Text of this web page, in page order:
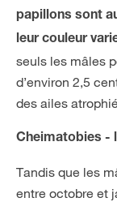
papillons sont
leur couleur
seuls les mâles
d’environ 2,5
des ailes
Cheimatobies -
Tandis que les
entre octobre et